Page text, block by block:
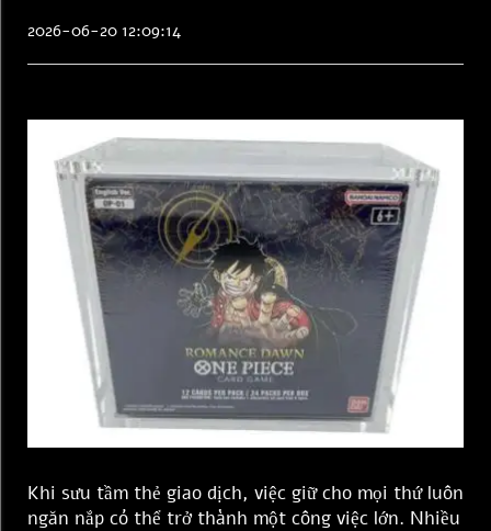
2026-06-20 12:09:14
Khi sưu tầm thẻ giao dịch, việc giữ cho mọi thứ luôn
ngăn nắp có thể trở thành một công việc lớn. Nhiều